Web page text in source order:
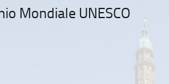
Mondiale UNESCO